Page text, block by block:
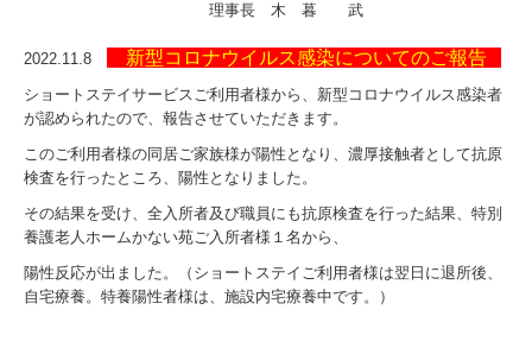
理事長 木 暮 武
2022.11.8 新型コロナウイルス感染についてのご報告
ショートステイサービスご利用者様から、新型コロナウイルス感染者
が認められたので、報告させていただきます。
このご利用者様の同居ご家族様が陽性となり、濃厚接触者として抗原
検査を行ったところ、陽性となりました。
その結果を受け、全入所者及び職員にも抗原検査を行った結果、特別
養護老人ホームかない苑ご入所者様１名から、
陽性反応が出ました。（ショートステイご利用者様は翌日に退所後、
自宅療養。特養陽性者様は、施設内宅療養中です。）